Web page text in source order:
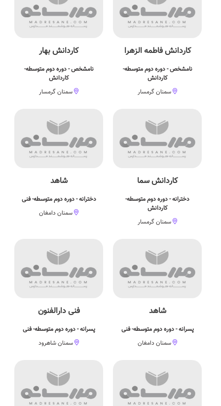
کاردانش فاطمه الزهرا
نامشخص - دوره دوم متوسطه-
کاردانش
سمنان گرمسار
کاردانش بهار
نامشخص - دوره دوم متوسطه-
کاردانش
سمنان گرمسار
کاردانش سما
دخترانه - دوره دوم متوسطه-
کاردانش
سمنان گرمسار
شاهد
دخترانه - دوره دوم متوسطه- فنی
سمنان دامغان
شاهد
پسرانه - دوره دوم متوسطه- فنی
سمنان دامغان
فنی دارالفنون
پسرانه - دوره دوم متوسطه- فنی
سمنان شاهرود